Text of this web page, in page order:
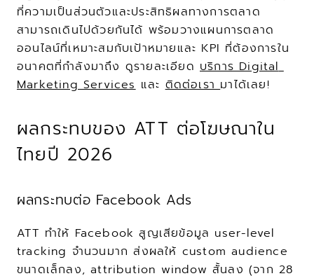
ที่ความเป็นส่วนตัวและประสิทธิผลทางการตลาด
สามารถเดินไปด้วยกันได้ พร้อมวางแผนการตลาด
ออนไลน์ที่เหมาะสมกับเป้าหมายและ KPI ที่ต้องการใน
อนาคตที่กำลังมาถึง ดูรายละเอียด บริการ Digital
Marketing Services และ ติดต่อเรา มาได้เลย!
ผลกระทบของ ATT ต่อโฆษณาใน
ไทยปี 2026
ผลกระทบต่อ Facebook Ads
ATT ทำให้ Facebook สูญเสียข้อมูล user-level
tracking จำนวนมาก ส่งผลให้ custom audience
ขนาดเล็กลง, attribution window สั้นลง (จาก 28